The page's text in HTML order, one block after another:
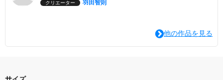
クリエーター 羽田智則
他の作品を見る